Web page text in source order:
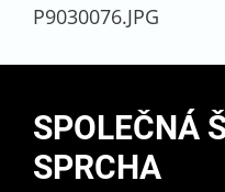
P9030076.JPG
SPOLEČNÁ
SPRCHA